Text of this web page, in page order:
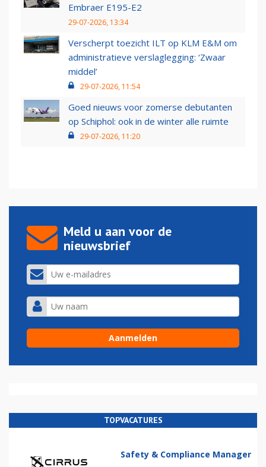
Embraer E195-E2
29-07-2026, 13:34
Verscherpt toezicht ILT op KLM E&M om
administratieve verslaglegging: ‘Zwaar
middel’
29-07-2026, 11:54
Goed nieuws voor zomerse debutanten
op Schiphol: ook in de winter alle ruimte
29-07-2026, 11:20
Meld u aan voor de
nieuwsbrief
TOPVACATURES
Safety & Compliance Manager